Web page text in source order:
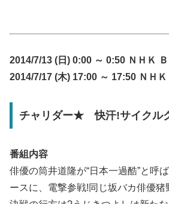
2014/7/13 (日) 0:00 ～ 0:50 ＮＨＫ Ｂ
2014/7/17 (木) 17:00 ～ 17:50 ＮＨＫ
チャリダー★ 快汗!サイクル
番組内容
俳優の筒井道隆が“日本一過酷”と呼
ースに、電撃参戦!同じ坂バカ俳優猪